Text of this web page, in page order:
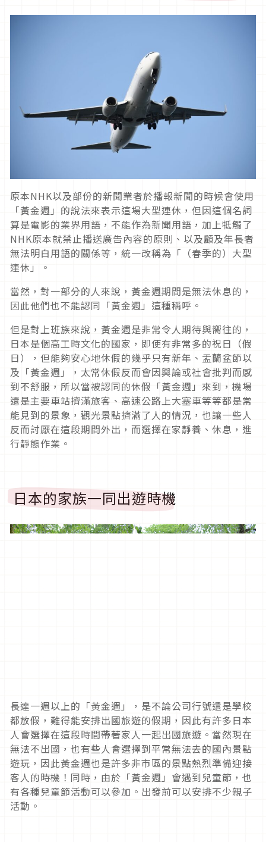
原本NHK以及部份的新聞業者於播報新聞的時候會使用
「黃金週」的說法來表示這場大型連休，但因這個名詞
算是電影的業界用語，不能作為新聞用語，加上牴觸了
NHK原本就禁止播送廣告內容的原則、以及顧及年長者
無法明白用語的關係等，統一改稱為「（春季的）大型
連休」。
當然，對一部分的人來說，黃金週期間是無法休息的，
因此他們也不能認同「黃金週」這種稱呼。
但是對上班族來說，黃金週是非常令人期待與嚮往的，
日本是個高工時文化的國家，即使有非常多的祝日（假
日），但能夠安心地休假的幾乎只有新年、盂蘭盆節以
及「黃金週」，太常休假反而會因輿論或社會批判而感
到不舒服，所以當被認同的休假「黃金週」來到，機場
還是主要車站擠滿旅客、高速公路上大塞車等等都是常
能見到的景象，觀光景點擠滿了人的情況，也讓一些人
反而討厭在這段期間外出，而選擇在家靜養、休息，進
行靜態作業。
日本的家族一同出遊時機
長達一週以上的「黃金週」，是不論公司行號還是學校
都放假，難得能安排出國旅遊的假期，因此有許多日本
人會選擇在這段時間帶著家人一起出國旅遊。當然現在
無法不出國，也有些人會選擇到平常無法去的國內景點
遊玩，因此黃金週也是許多非市區的景點熱烈準備迎接
客人的時機！同時，由於「黃金週」會遇到兒童節，也
有各種兒童節活動可以參加。出發前可以安排不少親子
活動。